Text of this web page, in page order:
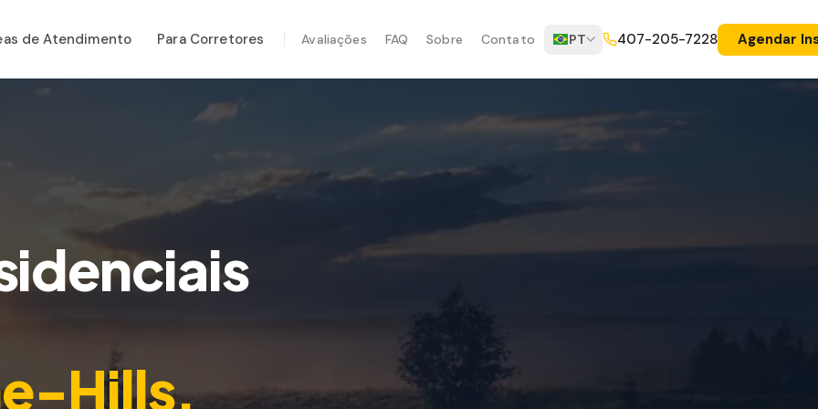
ESPECIALIZADOS
de Cupim
de Atendimento Para Corretores Avaliações FAQ Sobre Contato PT 407-205-7228 Agendar
Hills,